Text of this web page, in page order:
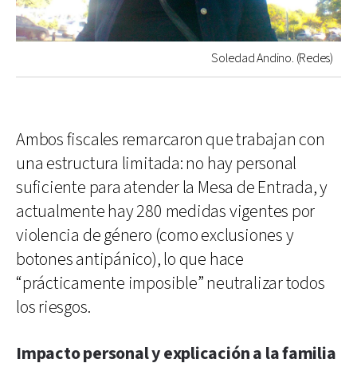
Soledad Andino. (Redes)
Ambos fiscales remarcaron que trabajan con
una estructura limitada: no hay personal
suficiente para atender la Mesa de Entrada, y
actualmente hay 280 medidas vigentes por
violencia de género (como exclusiones y
botones antipánico), lo que hace
“prácticamente imposible” neutralizar todos
los riesgos.
Impacto personal y explicación a la familia